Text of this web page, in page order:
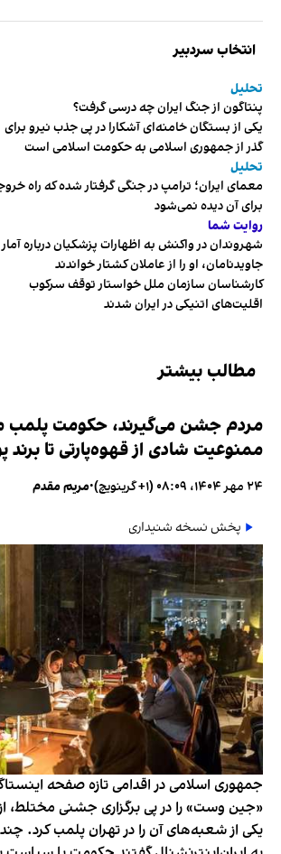
انتخاب سردبیر
تحلیل
پنتاگون از جنگ ایران چه درسی گرفت؟
یکی از بستگان خامنه‌ای آشکارا در پی جذب نیرو برای
گذر از جمهوری اسلامی به حکومت اسلامی است
تحلیل
معمای ایران؛ ترامپ در جنگی گرفتار شده که راه
برای آن دیده نمی‌شود
روایت شما
شهروندان در واکنش به اظهارات پزشکیان درباره آمار
جاویدنامان، او را از عاملان کشتار خواندند
کارشناسان سازمان ملل خواستار توقف سرکوب
اقلیت‌های اتنیکی در ایران شدند
مطالب بیشتر
مردم جشن می‌گیرند، حکومت پلمب
ممنوعیت شادی از قهوه‌پارتی تا برند
۲۴ مهر ۱۴۰۴، ۰۸:۰۹ (‎+۱ گرینویچ) •مریم مقدم
پخش نسخه شنیداری
جمهوری اسلامی در اقدامی تازه صفحه
«جین وست» را در پی برگزاری جشنی مختلط،
یکی از شعبه‌های آن را در تهران پلمب کرد.